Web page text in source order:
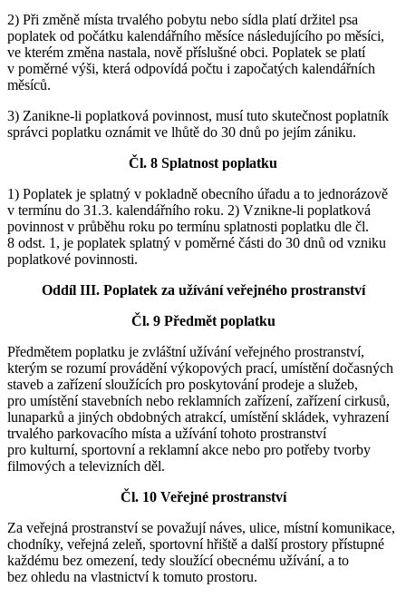
2) Při změně místa trvalého pobytu nebo sídla platí držitel psa
poplatek od počátku kalendářního měsíce následujícího po měsíci,
ve kterém změna nastala, nově příslušné obci. Poplatek se platí
v poměrné výši, která odpovídá počtu i započatých kalendářních
měsíců.
3) Zanikne-li poplatková povinnost, musí tuto skutečnost poplatník
správci poplatku oznámit ve lhůtě do 30 dnů po jejím zániku.
Čl. 8 Splatnost poplatku
1) Poplatek je splatný v pokladně obecního úřadu a to jednorázově
v termínu do 31.3. kalendářního roku. 2) Vznikne-li poplatková
povinnost v průběhu roku po termínu splatnosti poplatku dle čl.
8 odst. 1, je poplatek splatný v poměrné části do 30 dnů od vzniku
poplatkové povinnosti.
Oddíl III. Poplatek za užívání veřejného prostranství
Čl. 9 Předmět poplatku
Předmětem poplatku je zvláštní užívání veřejného prostranství,
kterým se rozumí provádění výkopových prací, umístění dočasných
staveb a zařízení sloužících pro poskytování prodeje a služeb,
pro umístění stavebních nebo reklamních zařízení, zařízení cirkusů,
lunaparků a jiných obdobných atrakcí, umístění skládek, vyhrazení
trvalého parkovacího místa a užívání tohoto prostranství
pro kulturní, sportovní a reklamní akce nebo pro potřeby tvorby
filmových a televizních děl.
Čl. 10 Veřejné prostranství
Za veřejná prostranství se považují náves, ulice, místní komunikace,
chodníky, veřejná zeleň, sportovní hřiště a další prostory přístupné
každému bez omezení, tedy sloužící obecnému užívání, a to
bez ohledu na vlastnictví k tomuto prostoru.